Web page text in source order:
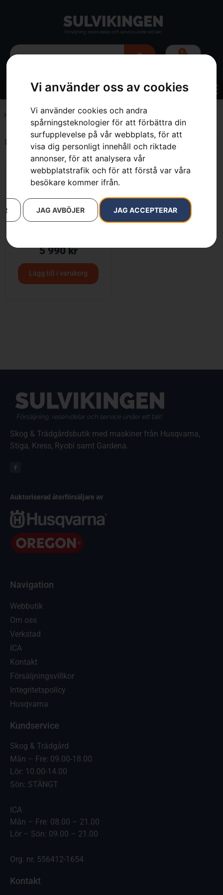
Vi använder oss av cookies
Vi använder cookies och andra
spårningsteknologier för att förbättra din
surfupplevelse på vår webbplats, för att
visa dig personligt innehåll och riktade
annonser, för att analysera vår
webbplatstrafik och för att förstå var våra
besökare kommer ifrån.
JAG ACCEPTERAR
JAG AVBÖJER
0
Hem Balance 35B
Endast ett sökresultat
5 990kr
Lägg till i varukorg
Skog & Trädgårdsbutik med maskiner från Husqvarna,
Stiga, Kress, Ryobi samt Gardena.
Auktoriserad återförsäljare av
Navigation
Webbutik
Om oss
Verkstad
ICA
Kontakt
Försäljningsvillkor
Integritetspolicy
Husqvarna
Kundservice
Skog & Trädgård
Mån – Fre: 09.00-18.00
Lör: 10.00-14.00
Sön: STÄNGT
ICA
Mån – Fre: 08.00 – 21.00
Lör – Sön: 09.00 – 21.00
Org. nr. 556412-1654
Kontakt